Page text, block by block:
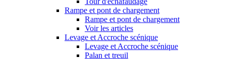
Rampe et pont de chargement
Rampe et pont de chargement
Voir les articles
Levage et Accroche scénique
Levage et Accroche scénique
Palan et treuil